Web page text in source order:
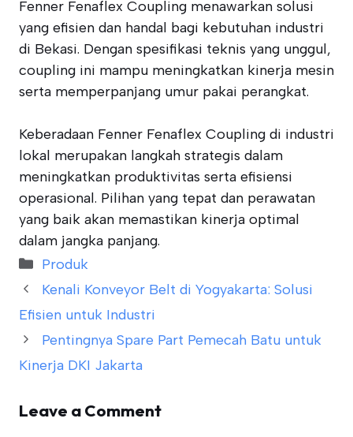
Fenner Fenaflex Coupling menawarkan solusi
yang efisien dan handal bagi kebutuhan industri
di Bekasi. Dengan spesifikasi teknis yang unggul,
coupling ini mampu meningkatkan kinerja mesin
serta memperpanjang umur pakai perangkat.
Keberadaan Fenner Fenaflex Coupling di industri
lokal merupakan langkah strategis dalam
meningkatkan produktivitas serta efisiensi
operasional. Pilihan yang tepat dan perawatan
yang baik akan memastikan kinerja optimal
dalam jangka panjang.
Categories
Produk
Kenali Konveyor Belt di Yogyakarta: Solusi
Efisien untuk Industri
Pentingnya Spare Part Pemecah Batu untuk
Kinerja DKI Jakarta
Leave a Comment